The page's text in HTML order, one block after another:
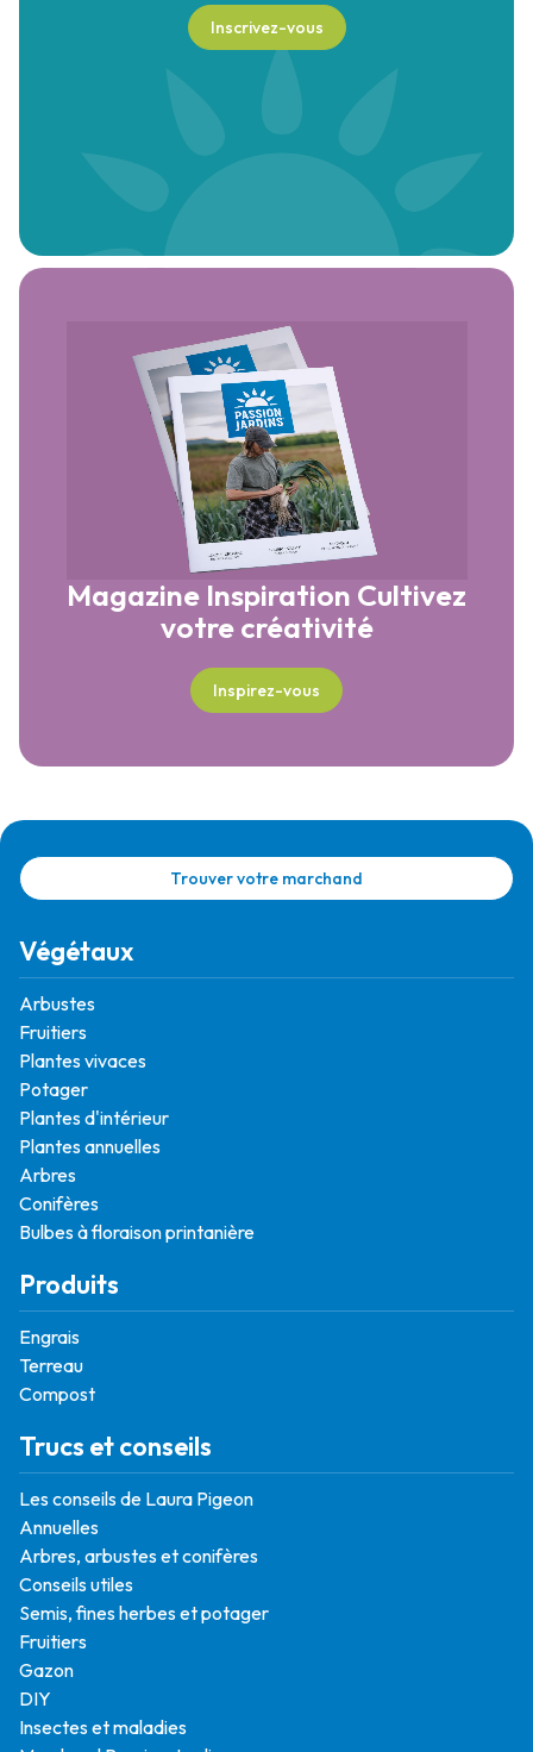
Inscrivez-vous
Magazine Inspiration Cultivez
votre créativité
Inspirez-vous
Trouver votre marchand
Végétaux
Arbustes
Fruitiers
Plantes vivaces
Potager
Plantes d'intérieur
Plantes annuelles
Arbres
Conifères
Bulbes à floraison printanière
Produits
Engrais
Terreau
Compost
Trucs et conseils
Les conseils de Laura Pigeon
Annuelles
Arbres, arbustes et conifères
Conseils utiles
Semis, fines herbes et potager
Fruitiers
Gazon
DIY
Insectes et maladies